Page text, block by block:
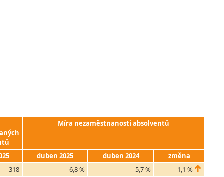
Míra nezaměstnanosti absolventů
duben 2025 duben 2024
změna
318
6,8 % 5,7 %
1,1 %